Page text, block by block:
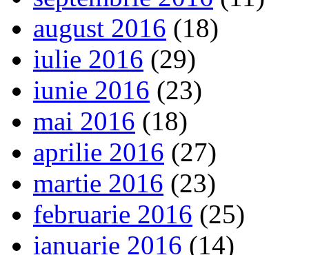
august 2016 (18)
iulie 2016 (29)
iunie 2016 (23)
mai 2016 (18)
aprilie 2016 (27)
martie 2016 (23)
februarie 2016 (25)
ianuarie 2016 (14)